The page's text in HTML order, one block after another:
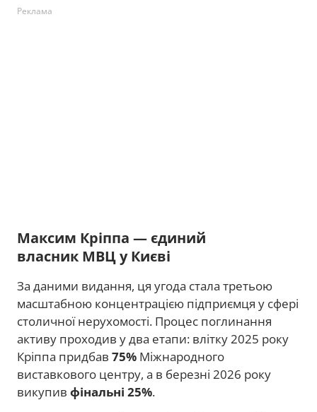
Реклама
Максим Кріппа — єдиний
власник МВЦ у Києві
За даними видання, ця угода стала третьою
масштабною концентрацією підприємця у сфері
столичної нерухомості. Процес поглинання
активу проходив у два етапи: влітку 2025 року
Кріппа придбав 75% Міжнародного
виставкового центру, а в березні 2026 року
викупив фінальні 25%.